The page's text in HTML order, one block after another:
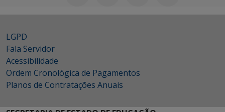
LGPD
Fala Servidor
Acessibilidade
Ordem Cronológica de Pagamentos
Planos de Contratações Anuais